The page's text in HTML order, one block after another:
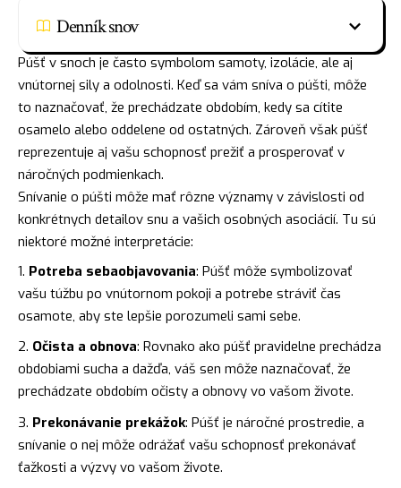
Denník snov
Púšť v snoch je často symbolom samoty, izolácie, ale aj
vnútornej sily a odolnosti. Keď sa vám sníva o púšti, môže
to naznačovať, že prechádzate obdobím, kedy sa cítite
osamelo alebo oddelene od ostatných. Zároveň však púšť
reprezentuje aj vašu schopnosť prežiť a prosperovať v
náročných podmienkach.
Snívanie o púšti môže mať rôzne významy v závislosti od
konkrétnych detailov snu a vašich osobných asociácií. Tu sú
niektoré možné interpretácie:
Potreba sebaobjavovania: Púšť môže symbolizovať
vašu túžbu po vnútornom pokoji a potrebe stráviť čas
osamote, aby ste lepšie porozumeli sami sebe.
Očista a obnova: Rovnako ako púšť pravidelne prechádza
obdobiami sucha a dažďa, váš sen môže naznačovať, že
prechádzate obdobím očisty a obnovy vo vašom živote.
Prekonávanie prekážok: Púšť je náročné prostredie, a
snívanie o nej môže odrážať vašu schopnosť prekonávať
ťažkosti a výzvy vo vašom živote.